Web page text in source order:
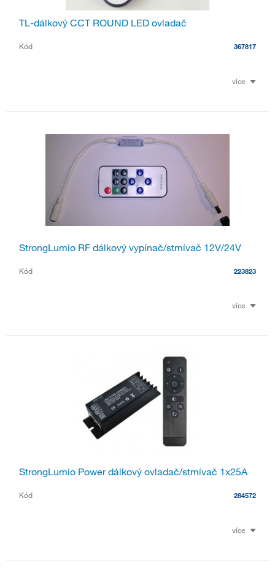
TL-dálkový CCT ROUND LED ovladač
Kód 367817
více
StrongLumio RF dálkový vypínač/stmívač 12V/24V
Kód 223823
více
StrongLumio Power dálkový ovladač/stmívač 1x25A
Kód 284572
více